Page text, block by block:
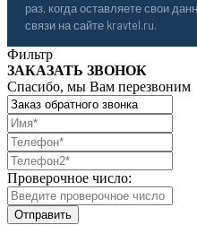
раз, когда оставляете свои
связи на сайте kravtel.ru.
Фильтр
ЗАКАЗАТЬ ЗВОНОК
Спасибо, мы Вам перезвоним
Проверочное число: